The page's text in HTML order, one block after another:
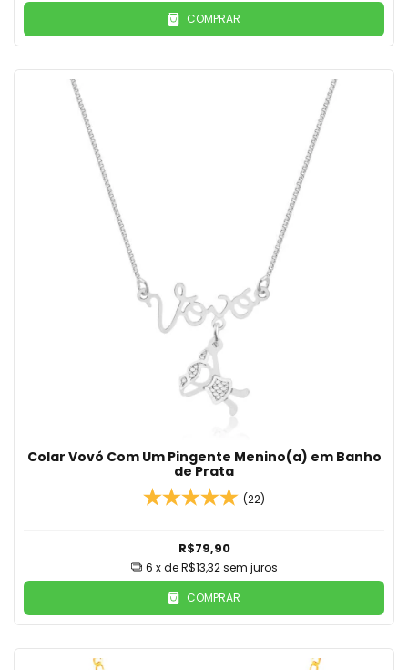
COMPRAR
Colar Vovó Com Um Pingente Menino(a) em Banho
de Prata
(22)
R$79,90
6 x deR$13,32 sem juros
COMPRAR